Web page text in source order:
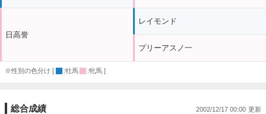
日高誉
レイモンド
プリーアスノ一
※性別の色分け [ :牡馬 :牝馬 ]
総合成績 2002/12/17 00:00